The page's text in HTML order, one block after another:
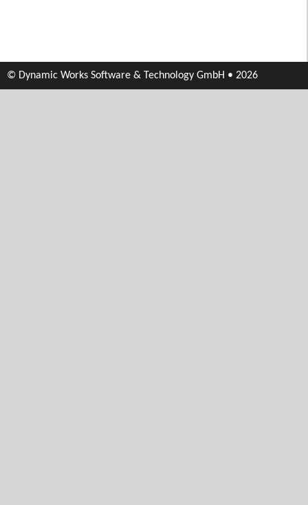
© Dynamic Works Software & Technology GmbH • 2026